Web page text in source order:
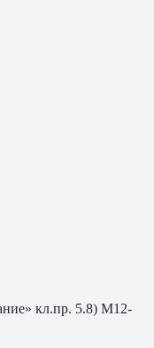
кл.пр. 5.8) M12-